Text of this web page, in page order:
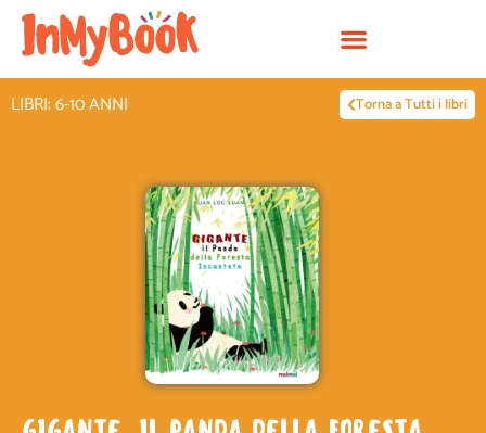
Vai
contenuto
LIBRI: 6-10 ANNI Torna a Tutti i libri